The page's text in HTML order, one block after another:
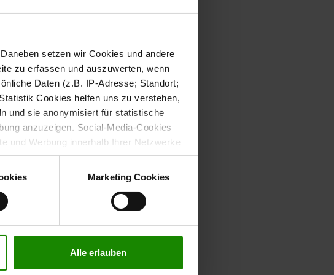
setzen wir Cookies und andere
zu erfassen und auszuwerten, wenn
Daten (z.B. IP-Adresse; Standort;
Cookies helfen uns zu verstehen,
und sie anonymisiert für statistische
anzuzeigen. Social-Media-Cookies
und Werbung innerhalb Ihrer Netzwerke
Cookies zulassen möchten.
auf „ Einverstanden
“, wenn Sie mit
lesen Sie bitte unsere
Marketing Cookies
Alle erlauben
freien
auf